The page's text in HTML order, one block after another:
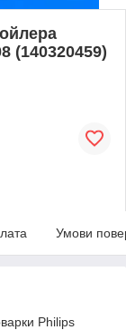
(140320459)
Умови
Philips